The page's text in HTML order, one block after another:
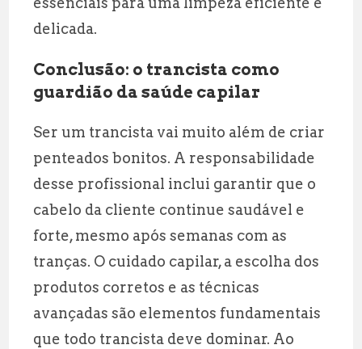
delicada.
Conclusão: o trancista como
guardião da saúde capilar
Ser um trancista vai muito além de criar
penteados bonitos. A responsabilidade
desse profissional inclui garantir que o
cabelo da cliente continue saudável e
forte, mesmo após semanas com as
tranças. O cuidado capilar, a escolha dos
produtos corretos e as técnicas
avançadas são elementos fundamentais
que todo trancista deve dominar. Ao